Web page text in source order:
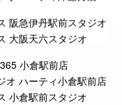
阪急伊丹駅前スタジオ
大阪天六スタジオ
小倉駅前店
オ ハーティ小倉駅前店
小倉駅前スタジオ